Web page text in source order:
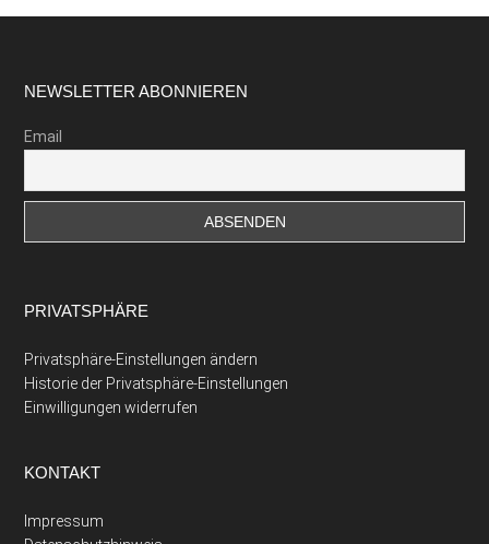
Footer
NEWSLETTER ABONNIEREN
Email
PRIVATSPHÄRE
Privatsphäre-Einstellungen ändern
Historie der Privatsphäre-Einstellungen
Einwilligungen widerrufen
KONTAKT
Impressum